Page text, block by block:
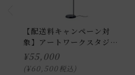
【配送料キャンペーン対
象】アートワークスタジオ
ブリス フロアーランプ
¥55,000
¥60,500 税込